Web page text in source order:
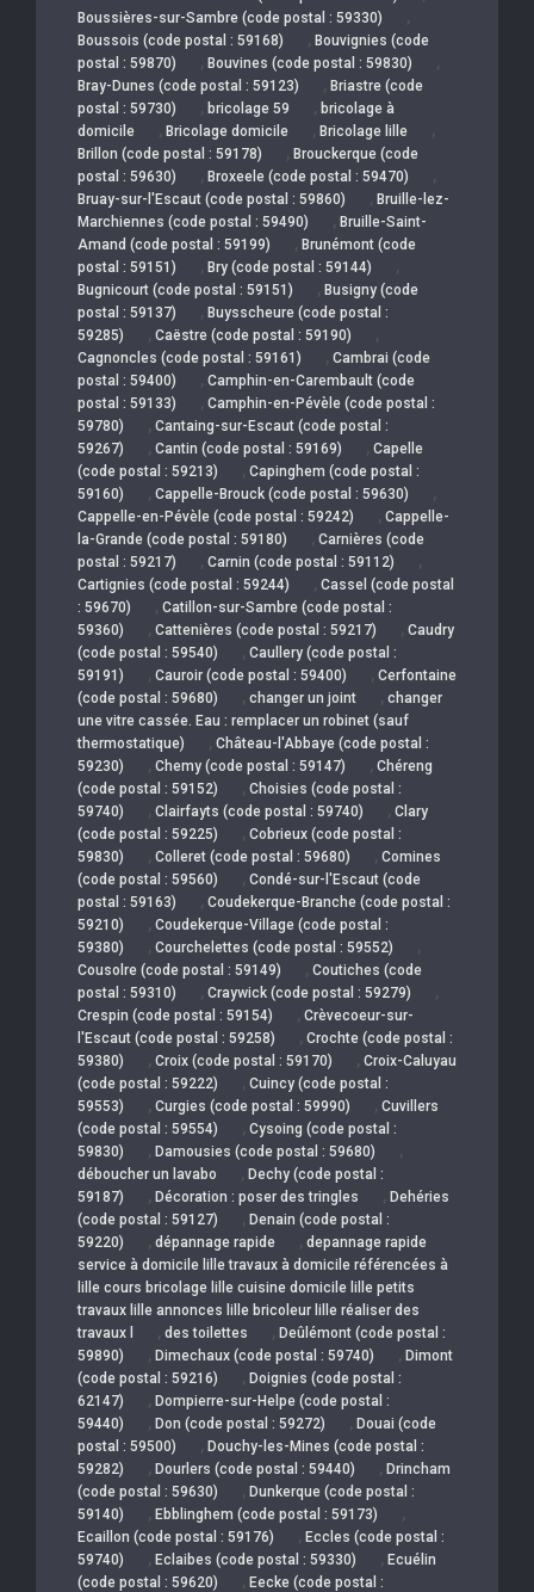
Boussières-sur-Sambre (code postal : 59330) ,
Boussois (code postal : 59168) , Bouvignies (code
postal : 59870)
, Bouvines (code postal : 59830) ,
Bray-Dunes (code postal : 59123) , Briastre (code
postal : 59730)
, bricolage 59 , bricolage à
domicile
, Bricolage domicile , Bricolage lille ,
Brillon (code postal : 59178) , Brouckerque (code
postal : 59630)
, Broxeele (code postal : 59470) ,
Bruay-sur-l'Escaut (code postal : 59860) , Bruille-lez-
Marchiennes (code postal : 59490)
, Bruille-Saint-
Amand (code postal : 59199)
, Brunémont (code
postal : 59151)
, Bry (code postal : 59144) ,
Bugnicourt (code postal : 59151) , Busigny (code
postal : 59137)
, Buysscheure (code postal :
59285)
, Caëstre (code postal : 59190) ,
Cagnoncles (code postal : 59161) , Cambrai (code
postal : 59400)
, Camphin-en-Carembault (code
postal : 59133)
, Camphin-en-Pévèle (code postal :
59780)
, Cantaing-sur-Escaut (code postal :
59267)
, Cantin (code postal : 59169) , Capelle
(code postal : 59213)
, Capinghem (code postal :
59160)
, Cappelle-Brouck (code postal : 59630) ,
Cappelle-en-Pévèle (code postal : 59242) , Cappelle-
la-Grande (code postal : 59180)
, Carnières (code
postal : 59217)
, Carnin (code postal : 59112) ,
Cartignies (code postal : 59244) , Cassel (code postal
: 59670)
, Catillon-sur-Sambre (code postal :
59360)
, Cattenières (code postal : 59217) , Caudry
(code postal : 59540)
, Caullery (code postal :
59191)
, Cauroir (code postal : 59400) , Cerfontaine
(code postal : 59680)
, changer un joint , changer
une vitre cassée. Eau : remplacer un robinet (sauf
thermostatique)
, Château-l'Abbaye (code postal :
59230)
, Chemy (code postal : 59147) , Chéreng
(code postal : 59152)
, Choisies (code postal :
59740)
, Clairfayts (code postal : 59740) , Clary
(code postal : 59225)
, Cobrieux (code postal :
59830)
, Colleret (code postal : 59680) , Comines
(code postal : 59560)
, Condé-sur-l'Escaut (code
postal : 59163)
, Coudekerque-Branche (code postal :
59210)
, Coudekerque-Village (code postal :
59380)
, Courchelettes (code postal : 59552) ,
Cousolre (code postal : 59149) , Coutiches (code
postal : 59310)
, Craywick (code postal : 59279) ,
Crespin (code postal : 59154) , Crèvecoeur-sur-
l'Escaut (code postal : 59258)
, Crochte (code postal :
59380)
, Croix (code postal : 59170) , Croix-Caluyau
(code postal : 59222)
, Cuincy (code postal :
59553)
, Curgies (code postal : 59990) , Cuvillers
(code postal : 59554)
, Cysoing (code postal :
59830)
, Damousies (code postal : 59680) ,
déboucher un lavabo , Dechy (code postal :
59187)
, Décoration : poser des tringles , Dehéries
(code postal : 59127)
, Denain (code postal :
59220)
, dépannage rapide , depannage rapide
service à domicile lille travaux à domicile référencées à
lille cours bricolage lille cuisine domicile lille petits
travaux lille annonces lille bricoleur lille réaliser des
travaux l
, des toilettes , Deûlémont (code postal :
59890)
, Dimechaux (code postal : 59740) , Dimont
(code postal : 59216)
, Doignies (code postal :
62147)
, Dompierre-sur-Helpe (code postal :
59440)
, Don (code postal : 59272) , Douai (code
postal : 59500)
, Douchy-les-Mines (code postal :
59282)
, Dourlers (code postal : 59440) , Drincham
(code postal : 59630)
, Dunkerque (code postal :
59140)
, Ebblinghem (code postal : 59173) ,
Ecaillon (code postal : 59176) , Eccles (code postal :
59740)
, Eclaibes (code postal : 59330) , Ecuélin
(code postal : 59620)
, Eecke (code postal :